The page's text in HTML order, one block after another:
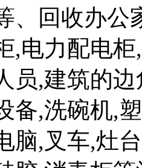
、回收办公
,电力配电
员,建筑的
备,洗碗机,
脑,叉车,灶